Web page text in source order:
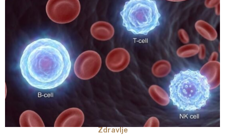
Zdravlje